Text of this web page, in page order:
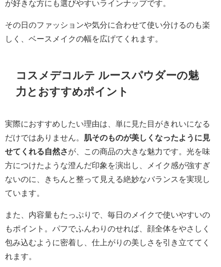
が好きな方にも選びやすいラインナップです。
その日のファッションや気分に合わせて使い分けるのも楽
しく、ベースメイクの幅を広げてくれます。
コスメデコルテ ルースパウダーの魅
力とおすすめポイント
実際におすすめしたい理由は、単に見た目がきれいになる
だけではありません。
肌そのものが美しくなったように見
せてくれる自然さが、この商品の大きな魅力です。光を味
方につけたような澄んだ印象を演出し、メイク感が強すぎ
ないのに、きちんと整って見える絶妙なバランスを実現し
ています。
また、内容量もたっぷりで、毎日のメイクで使いやすいの
もポイント。パフでふんわりのせれば、顔全体をやさしく
包み込むように密着し、仕上がりの美しさを引き立ててく
れます。